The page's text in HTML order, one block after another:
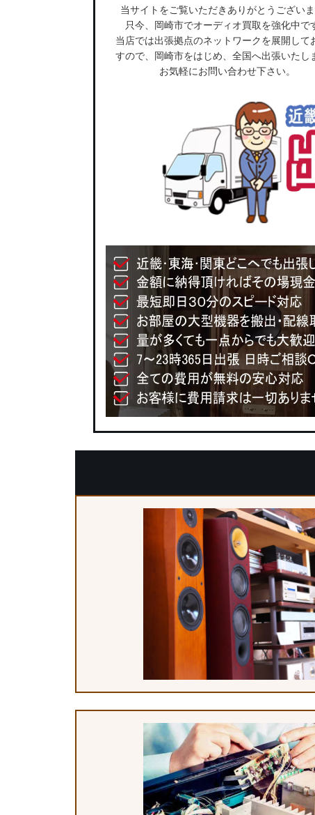
当サイトをご覧いただきありがとうございま
只今、岡崎市でオーディオ買取を強化中で
当店では出張拠点のネットワークを展開して
すので、岡崎市をはじめ、全国へ出張いたし
お気軽にお問い合わせ下さい。